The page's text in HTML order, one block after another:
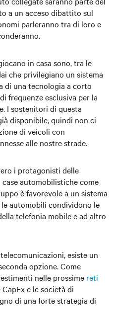
a un acceso dibattito sul
parleranno tra di loro e
in casa sono, tra le
che privilegiano un sistema
di una tecnologia a corto
frequenze esclusiva per la
I sostenitori di questa
disponibile, quindi non ci
di veicoli con
alle nostre strade.
i protagonisti delle
automobilistiche come
è favorevole a un sistema
automobili condividono le
telefonia mobile e ad altro
esiste un
opzione. Come
nelle prossime reti
e le società di
di una forte strategia di